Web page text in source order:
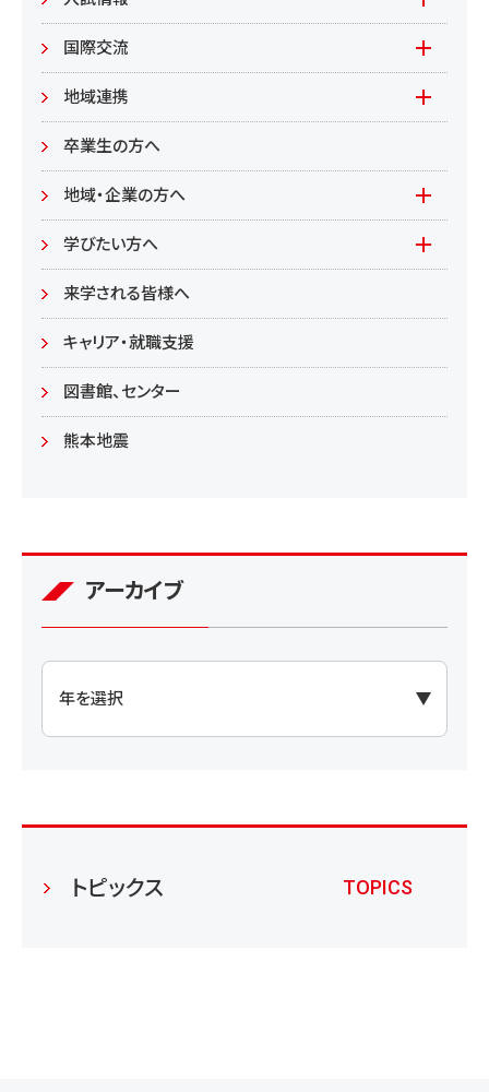
環境資源
居住環境
食健康
教育/学部・大学院
もやいすと育成プログラム
入試情報(学部)
入試情報(大学院)
国際交流
Global Lounge
地域連携
公開講座
卒業生の方へ
地域・企業の方へ
学びたい方へ(生涯学習)
学びたい方へ
学部
大学院
来学される皆様へ
キャリア・就職支援
図書館、センター
熊本地震
アーカイブ
トピックス TOPICS